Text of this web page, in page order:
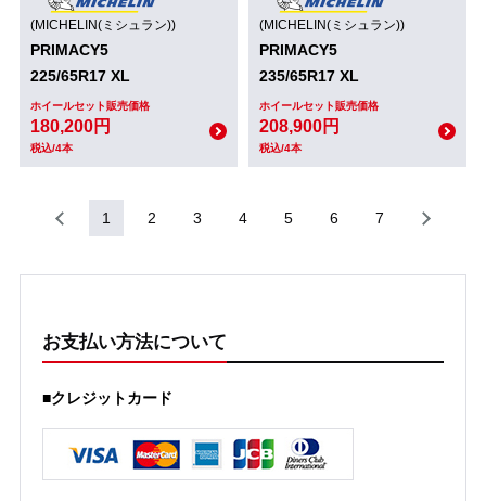
(MICHELIN(ミシュラン))
PRIMACY5
225/65R17 XL
ホイールセット販売価格
180,200円
税込/4本
(MICHELIN(ミシュラン))
PRIMACY5
235/65R17 XL
ホイールセット販売価格
208,900円
税込/4本
1 2 3 4 5 6 7
お支払い方法について
■クレジットカード